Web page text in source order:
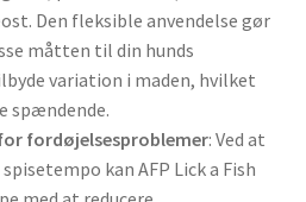
Den fleksible anvendelse gør
måtten til din hunds
variation i maden, hvilket
spændende.
fordøjelsesproblemer: Ved at
kan AFP Lick a Fish